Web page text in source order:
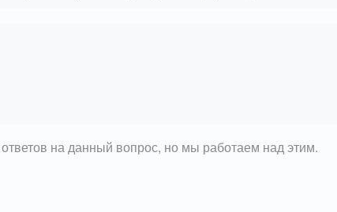
на данный вопрос, но мы работаем над этим.